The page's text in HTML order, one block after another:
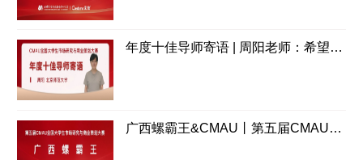
年度十佳导师寄语 | 周阳老师：希望可以为团队提供支持，不干预判断
广西螺霸王&CMAU丨第五届CMAU市策大赛国赛命题企业介绍